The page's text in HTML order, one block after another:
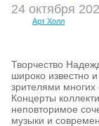
24 октября
Арт Холл
Творчество
широко известно
зрителями многих
Концерты
неповторимое
музыки и